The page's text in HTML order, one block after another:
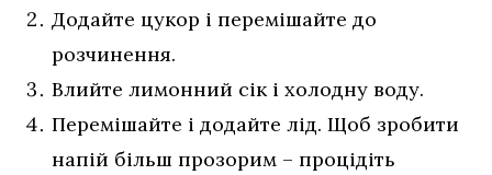
Додайте цукор і перемішайте до
розчинення.
Влийте лимонний сік і холодну воду.
Перемішайте і додайте лід. Щоб зробити
напій більш прозорим – процідіть